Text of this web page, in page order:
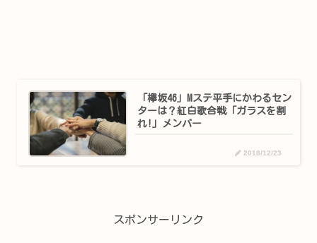
「欅坂46」Mステ平手にかわるセン
ターは？紅白歌合戦「ガラスを割
れ!」メンバー
2018/12/23
スポンサーリンク